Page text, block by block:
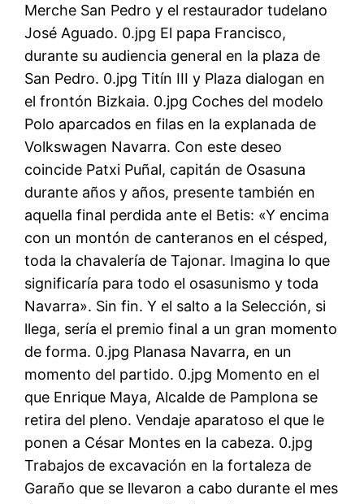
Merche San Pedro y el restaurador tudelano
José Aguado. 0.jpg El papa Francisco,
durante su audiencia general en la plaza de
San Pedro. 0.jpg Titín III y Plaza dialogan en
el frontón Bizkaia. 0.jpg Coches del modelo
Polo aparcados en filas en la explanada de
Volkswagen Navarra. Con este deseo
coincide Patxi Puñal, capitán de Osasuna
durante años y años, presente también en
aquella final perdida ante el Betis: «Y encima
con un montón de canteranos en el césped,
toda la chavalería de Tajonar. Imagina lo que
significaría para todo el osasunismo y toda
Navarra». Sin fin. Y el salto a la Selección, si
llega, sería el premio final a un gran momento
de forma. 0.jpg Planasa Navarra, en un
momento del partido. 0.jpg Momento en el
que Enrique Maya, Alcalde de Pamplona se
retira del pleno. Vendaje aparatoso el que le
ponen a César Montes en la cabeza. 0.jpg
Trabajos de excavación en la fortaleza de
Garaño que se llevaron a cabo durante el mes